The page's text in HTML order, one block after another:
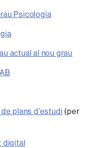
Psicologia
actual al nou grau
plans d’estudi (per
digital